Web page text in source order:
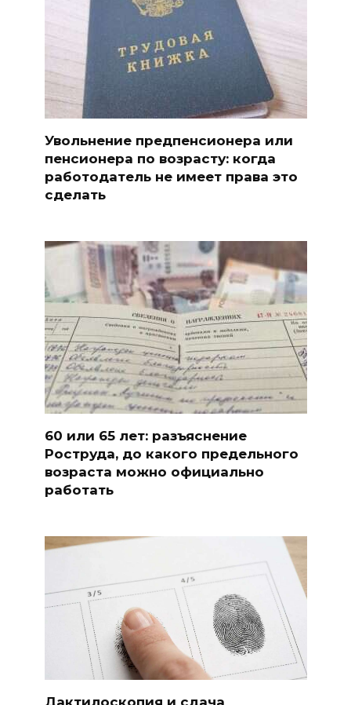
Увольнение предпенсионера или
пенсионера по возрасту: когда
работодатель не имеет права это
сделать
60 или 65 лет: разъяснение
Роструда, до какого предельного
возраста можно официально
работать
Дактилоскопия и сдача